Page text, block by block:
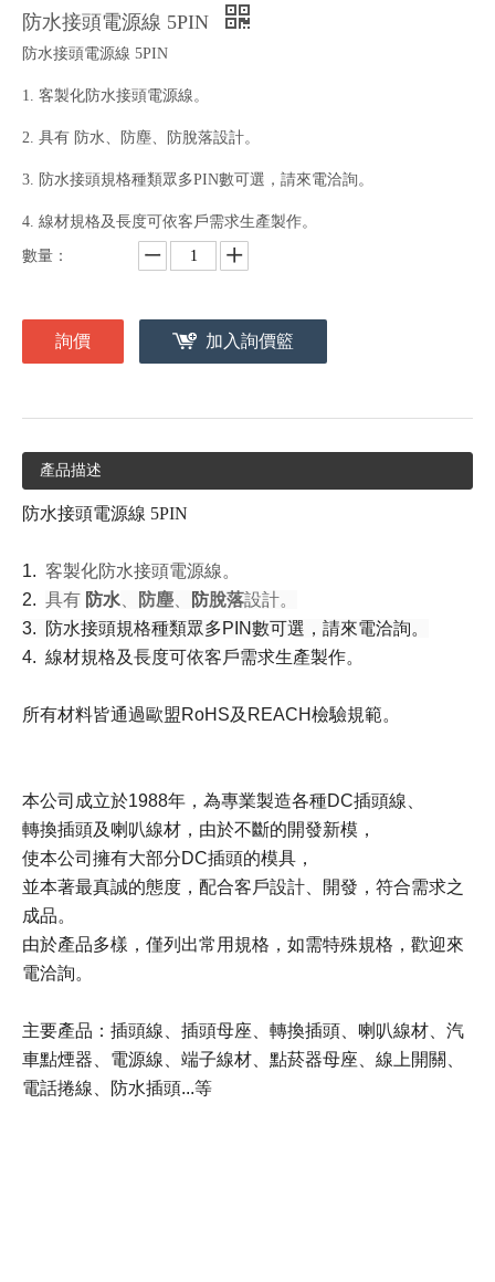
防水接頭電源線 5PIN
防水接頭電源線 5PIN
1. 客製化防水接頭電源線。
2. 具有 防水、防塵、防脫落設計。
3. 防水接頭規格種類眾多PIN數可選，請來電洽詢。
4. 線材規格及長度可依客戶需求生產製作。
數量：
詢價 加入詢價籃
產品描述
防水接頭電源線 5PIN
1. 客製化防水接頭電源線。
2. 具有 防水 防塵、 防脫落設計。
3. 防水接頭規格種類眾多PIN數可選，請來電洽詢。
4. 線材規格及長度可依客戶需求生產製作。
所有材料皆通過歐盟RoHS及REACH檢驗規範。
本公司成立於1988年，為專業製造各種DC插頭線、
轉換插頭及喇叭線材，由於不斷的開發新模，
使本公司擁有大部分DC插頭的模具，
並本著最真誠的態度，配合客戶設計、開發，符合需求之
成品。
由於產品多樣，僅列出常用規格，如需特殊規格，歡迎來
電洽詢。
主要產品：插頭線、插頭母座、轉換插頭、喇叭線材、汽
車點煙器、電源線、端子線材、點菸器母座、線上開關、
電話捲線、防水插頭...等